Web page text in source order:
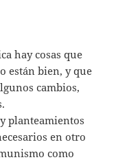
hay cosas que
están bien, y que
cambios,
planteamientos
en otro
como